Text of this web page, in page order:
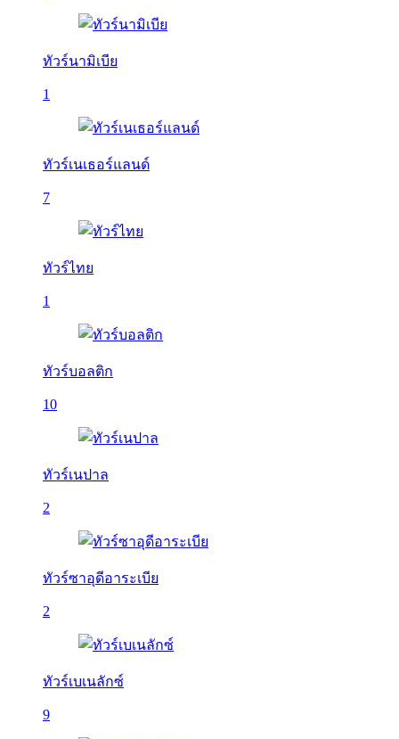
ทัวร์นามิเบีย
1
ทัวร์เนเธอร์แลนด์
7
ทัวร์ไทย
1
ทัวร์บอลติก
10
ทัวร์เนปาล
2
ทัวร์ซาอุดีอาระเบีย
2
ทัวร์เบเนลักซ์
9